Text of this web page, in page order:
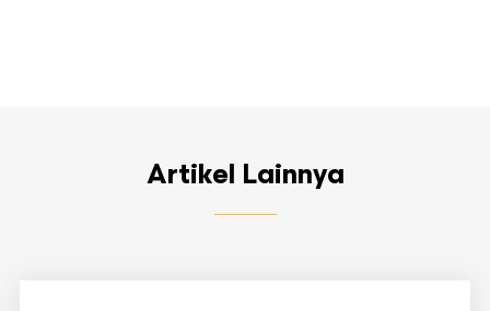
Artikel Lainnya